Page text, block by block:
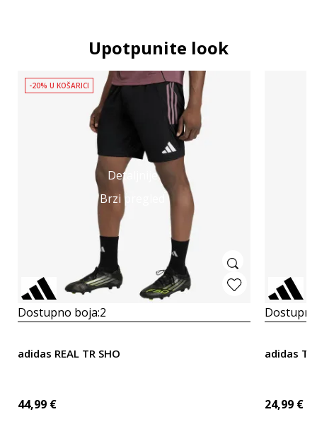
Upotpunite look
Detaljnije
Brzi pregled
-20% U KOŠARICI
Dostupno boja:2
adidas REAL TR SHO
44,99 €
adidas
24,99 €